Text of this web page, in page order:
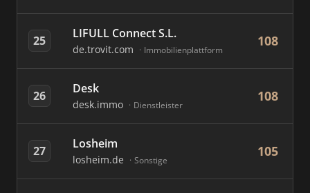
25 LIFULL Connect S.L.
de.trovit.com Immobilienplattform
108
26 Desk
desk.immo Dienstleister
108
27 Losheim
losheim.de Sonstige
105